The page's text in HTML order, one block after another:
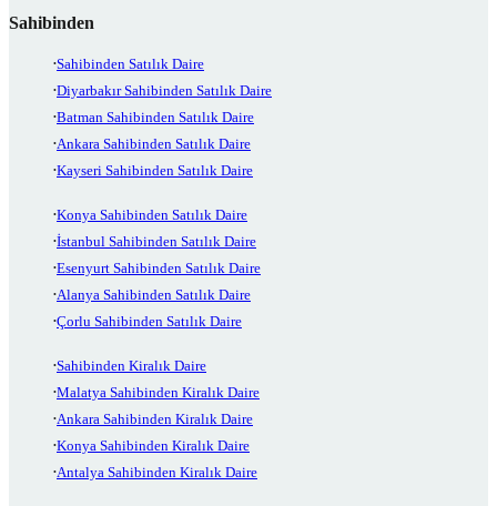
Sahibinden
Sahibinden Satılık Daire
Diyarbakır Sahibinden Satılık Daire
Batman Sahibinden Satılık Daire
Ankara Sahibinden Satılık Daire
Kayseri Sahibinden Satılık Daire
Konya Sahibinden Satılık Daire
İstanbul Sahibinden Satılık Daire
Esenyurt Sahibinden Satılık Daire
Alanya Sahibinden Satılık Daire
Çorlu Sahibinden Satılık Daire
Sahibinden Kiralık Daire
Malatya Sahibinden Kiralık Daire
Ankara Sahibinden Kiralık Daire
Konya Sahibinden Kiralık Daire
Antalya Sahibinden Kiralık Daire